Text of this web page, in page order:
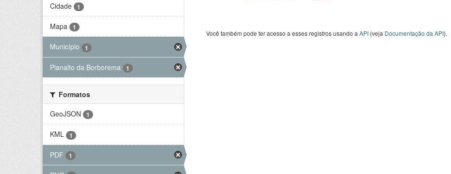
Cidade 1
Mapa 1
Município 1
Planalto da Borborema 1
Formatos
GeoJSON
1
KML 1
PDF 1
Você também pode ter acesso a esses registros usando a API (veja Documentação da API).